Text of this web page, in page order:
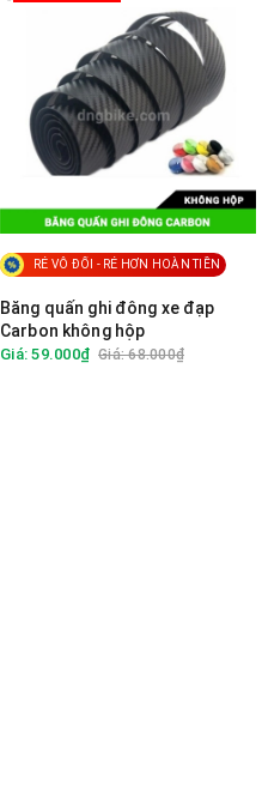
RẺ VÔ ĐỐI - RẺ HƠN HOÀN TIỀN
Băng quấn ghi đông xe đạp
Carbon không hộp
Giá: 59.000₫ Giá: 68.000₫